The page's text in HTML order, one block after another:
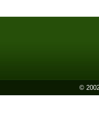
©